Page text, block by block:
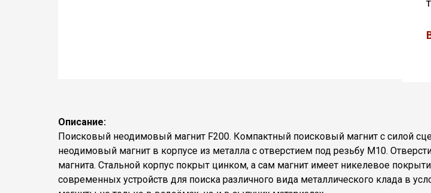
Описание:
Поисковый неодимовый магнит F200. Компактный поисковый магнит с силой
неодимовый магнит в корпусе из металла с отверстием под резьбу М10.
магнита. Стальной корпус покрыт цинком, а сам магнит имеет никелевое
современных устройств для поиска различного вида металлического клада в